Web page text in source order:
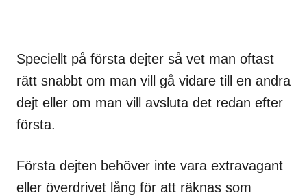
Speciellt på första dejter så vet man oftast
rätt snabbt om man vill gå vidare till en andra
dejt eller om man vill avsluta det redan efter
första.
Första dejten behöver inte vara extravagant
eller överdrivet lång för att räknas som